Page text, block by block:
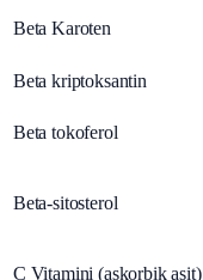
Beta Karoten
Beta kriptoksantin
Beta tokoferol
Beta-sitosterol
C Vitamini (askorbik asit)